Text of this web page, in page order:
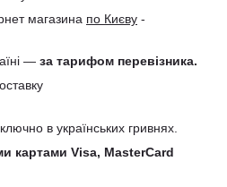
магазина по Києву -
— за тарифом перевізника.
в українських гривнях.
картами Visa, MasterCard